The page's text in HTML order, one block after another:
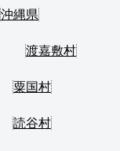
沖縄県
渡嘉敷村
粟国村
読谷村